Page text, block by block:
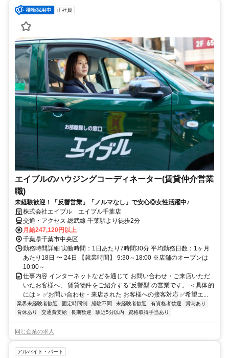
正社員
エイブルのハウジングコーディネーター(賃貸仲介営業
職)
未経験歓迎！「反響営業」「ノルマなし」で安心◎女性活躍中♪
株式会社エイブル エイブル千葉店
交通・アクセス 総武線 千葉駅より徒歩2分
月給247,120円以上
千葉県千葉市中央区
勤務時間詳細 実働時間：1日あたり7時間30分 平均勤務日数：1ヶ月
あたり18日 〜 24日 【就業時間】 9:30～18:00 ※店舗のオープンは
10:00～
仕事内容 インターネットなどを通じて お問い合わせ・ご来店いただ
いたお客様へ、 賃貸物件をご紹介する“反響型”の営業です。 ＜具体的
には＞ ✅お問い合わせ・来店された お客様への接客対応 ✅希望エ...
業界未経験者歓迎 固定時間制 経験不問 未経験者歓迎 有資格者歓迎
賞与あり
育休あり
交通費支給 長期歓迎 駅近5分以内 資格取得手当あり
同じ企業の求人
アルバイト・パート